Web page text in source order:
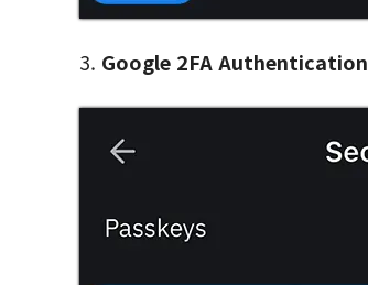
3. Google 2FA Authentication